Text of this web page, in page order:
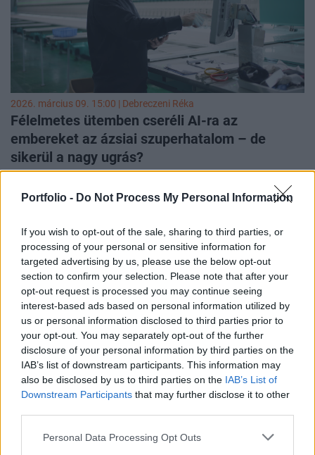
Portfolio - Do Not Process My Personal Information
If you wish to opt-out of the sale, sharing to third parties, or
processing of your personal or sensitive information for
targeted advertising by us, please use the below opt-out
section to confirm your selection. Please note that after your
opt-out request is processed you may continue seeing
interest-based ads based on personal information utilized by
us or personal information disclosed to third parties prior to
your opt-out. You may separately opt-out of the further
disclosure of your personal information by third parties on the
IAB’s list of downstream participants. This information may
also be disclosed by us to third parties on the IAB’s List of
Downstream Participants that may further disclose it to other
Personal Data Processing Opt Outs
Hasonló témákról is szó lesz következő befektetési
konferenciánkon, május 12-én jön a
Portfolio Investment
. Ne hagyja ki az év egyik legizgalmasabb
befektetési eseményét!
Jelentkezés itt.
2026. március 09. 15:00 | Debreczeni Réka
Félelmetes ütemben cseréli AI-ra az
embereket az ázsiai szuperhatalom – de
sikerül a nagy ugrás?
Peking szerint a mesterséges intelligencia Kína jövőjének
kulcsa – sok kínai fiatal szerint viszont inkább a következő
állásuk legnagyobb akadálya. A kínai vezetés a legújabb
tervezetből humanoid robotok és hatalmas AI-
adatközpontok képe sejlik fel. A cél nem teljesen új: Kína
már így is futurisztikus gyárak otthonául szolgál, és eddig
a munkaerőpiaci összeomlás is elkerülte. Ha azonban a
technológiai fejlődés tovább gyorsul, miközben a
növekedés lassul, egyre több munkahely szűnhet meg.
üzleti kapcsolatépítésre nem lesz lehetőség